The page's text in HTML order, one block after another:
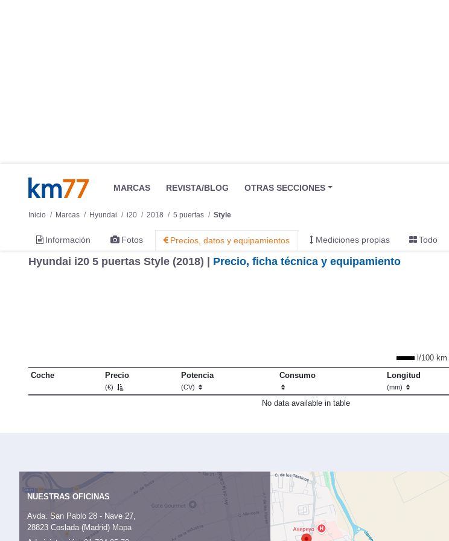
MARCAS REVISTA/BLOG OTRAS SECCIONES
Inicio Marcas Hyundai i20 2018 5 puertas Style
Información Fotos Precios, datos y equipamientos Mediciones propias Todo
Hyundai i20 5 puertas Style (2018) | Precio, ficha técnica y equipamiento
l/100 km
Coche
Precio
(€)
Potencia
(CV)
Consumo Longitud
(mm)
No data available in table
NUESTRAS OFICINAS
Avda. San Pablo 28 - Nave 27,
28823 Coslada (Madrid) Mapa